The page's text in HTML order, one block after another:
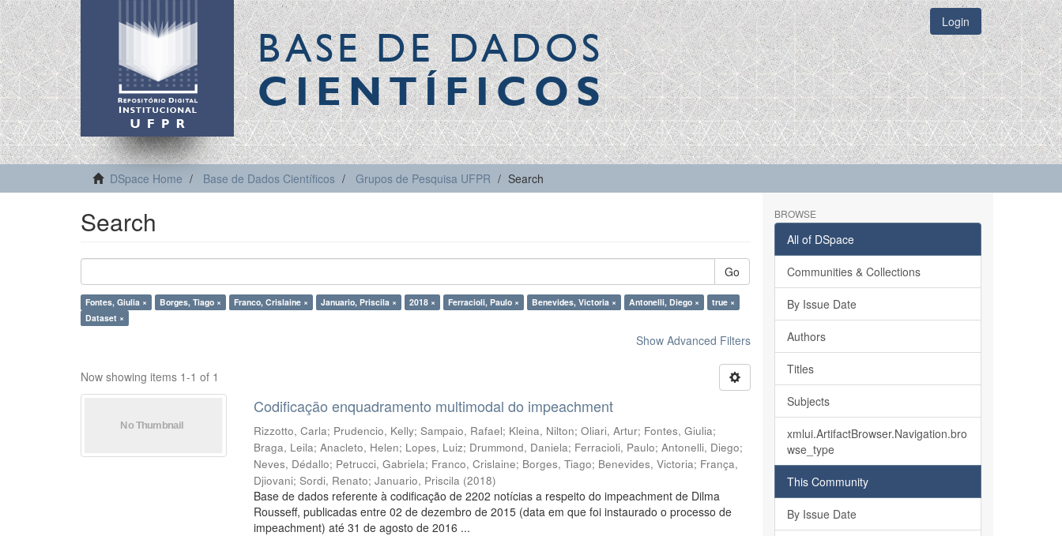
BASE DE DADOS
CIENTÍFICOS
Login
DSpace Home Base de Dados Científicos Grupos de Pesquisa UFPR Search
Search
Go
Fontes, Giulia × Borges, Tiago × Franco, Crislaine × Januario, Priscila × 2018 × Ferracioli, Paulo × Benevides, Victoria × Antonelli, Diego ×
true ×
Dataset ×
Show Advanced Filters
Now showing items 1-1 of 1
Codificação enquadramento multimodal do impeachment
Rizzotto, Carla; Prudencio, Kelly;Sampaio, Rafael; Kleina, Nilton;Oliari, Artur; Fontes, Giulia;
Braga, Leila;Anacleto, Helen; Lopes, Luiz; Drummond, Daniela; Ferracioli, Paulo;Antonelli, Diego;
Neves, Dédallo; Petrucci, Gabriela; Franco, Crislaine; Borges, Tiago; Benevides, Victoria; França,
Djiovani;Sordi, Renato;Januario, Priscila (2018)
Base de dados referente à codificação de 2202 notícias a respeito do impeachment de Dilma
Rousseff, publicadas entre 02 de dezembro de 2015 (data em que foi instaurado o processo de
impeachment) até 31 de agosto de 2016 ...
BROWSE
All of DSpace
Communities & Collections
By Issue Date
Authors
Titles
Subjects
xmlui.ArtifactBrowser.Navigation.bro
wse_type
This Community
By Issue Date